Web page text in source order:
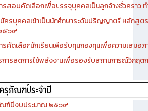
รสอบคัดเลือกเพื่อบรรจุบุคคลเป็นลูกจ้างชั่วคราว ท
ครบุคคลเข้าเป็นนักศึกษาระดับปริญญาตรี หลักสูต
๕๖๙
รคัดเลือกนักเรียนเพื่อรับทุนกองทุนเพื่อความเสมอ
การลดการใช้พลังงานเพื่อรองรับสถานการณ์วิกฤ
ฑ์ปีงบประมาณ ๒๕๖๙